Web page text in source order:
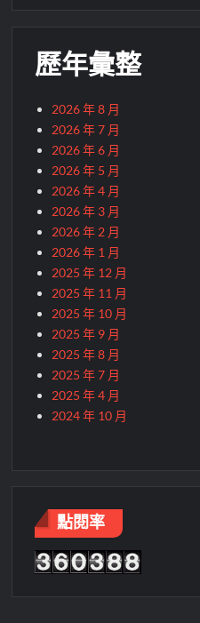
歷年彙整
2026 年 8 月
2026 年 7 月
2026 年 6 月
2026 年 5 月
2026 年 4 月
2026 年 3 月
2026 年 2 月
2026 年 1 月
2025 年 12 月
2025 年 11 月
2025 年 10 月
2025 年 9 月
2025 年 8 月
2025 年 7 月
2025 年 4 月
2024 年 10 月
點閱率